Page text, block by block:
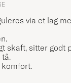
via et lag
skaft, sitter godt